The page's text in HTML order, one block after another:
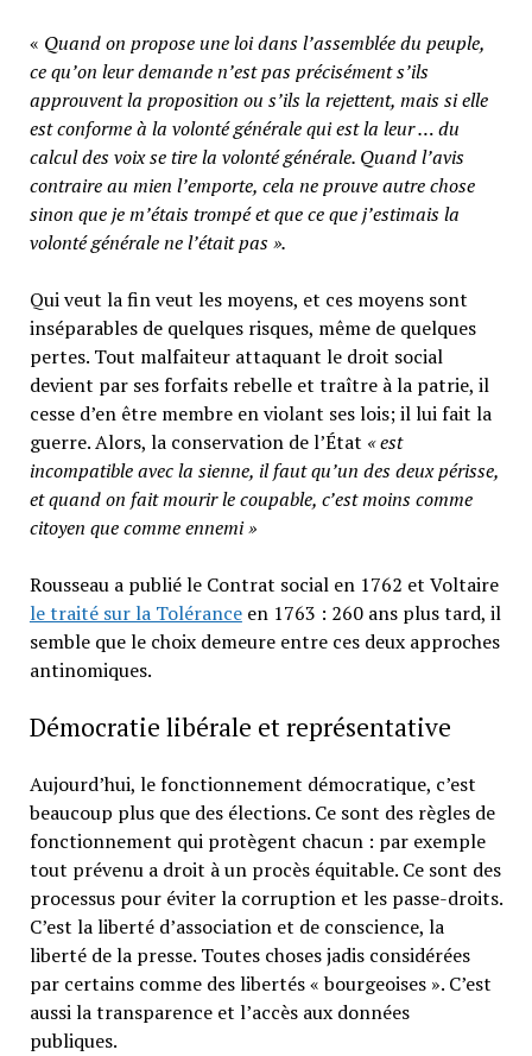
« Quand on propose une loi dans l’assemblée du peuple,
ce qu’on leur demande n’est pas précisément s’ils
approuvent la proposition ou s’ils la rejettent, mais si elle
est conforme à la volonté générale qui est la leur … du
calcul des voix se tire la volonté générale. Quand l’avis
contraire au mien l’emporte, cela ne prouve autre chose
sinon que je m’étais trompé et que ce que j’estimais la
volonté générale ne l’était pas ».
Qui veut la fin veut les moyens, et ces moyens sont
inséparables de quelques risques, même de quelques
pertes. Tout malfaiteur attaquant le droit social
devient par ses forfaits rebelle et traître à la patrie, il
cesse d’en être membre en violant ses lois; il lui fait la
guerre. Alors, la conservation de l’État « est
incompatible avec la sienne, il faut qu’un des deux périsse,
et quand on fait mourir le coupable, c’est moins comme
citoyen que comme ennemi »
Rousseau a publié le Contrat social en 1762 et Voltaire
le traité sur la Toléranceen 1763 : 260 ans plus tard, il
semble que le choix demeure entre ces deux approches
antinomiques.
Démocratie libérale et représentative
Aujourd’hui, le fonctionnement démocratique, c’est
beaucoup plus que des élections. Ce sont des règles de
fonctionnement qui protègent chacun : par exemple
tout prévenu a droit à un procès équitable. Ce sont des
processus pour éviter la corruption et les passe-droits.
C’est la liberté d’association et de conscience, la
liberté de la presse. Toutes choses jadis considérées
par certains comme des libertés « bourgeoises ». C’est
aussi la transparence et l’accès aux données
publiques.